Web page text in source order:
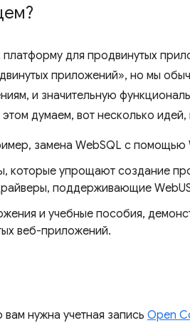
платформу для продвинутых
приложений», но мы
и значительную
думаем, вот несколько
замена WebSQL с помощью
которые упрощают создание
поддерживающие
и учебные пособия,
веб-приложений.
нужна учетная запись Open